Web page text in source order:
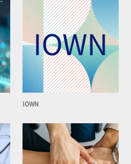
IOWN